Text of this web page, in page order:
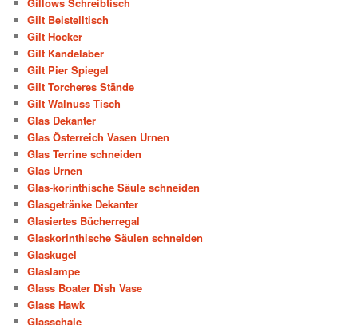
Gilt Beistelltisch
Gilt Hocker
Gilt Kandelaber
Gilt Pier Spiegel
Gilt Torcheres Stände
Gilt Walnuss Tisch
Glas Dekanter
Glas Österreich Vasen Urnen
Glas Terrine schneiden
Glas Urnen
Glas-korinthische Säule schneiden
Glasgetränke Dekanter
Glasiertes Bücherregal
Glaskorinthische Säulen schneiden
Glaskugel
Glaslampe
Glass Boater Dish Vase
Glass Hawk
Glasschale